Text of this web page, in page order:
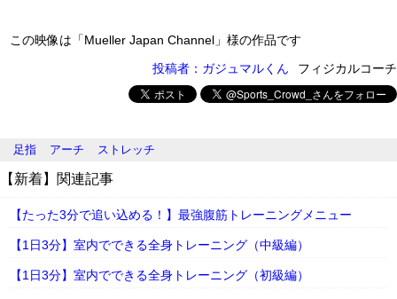
この映像は「Mueller Japan Channel」様の作品です
投稿者：ガジュマルくん
フィジカルコーチ
足指 アーチ ストレッチ
【新着】関連記事
【たった3分で追い込める！】最強腹筋トレーニングメニュー
【1日3分】室内でできる全身トレーニング（中級編）
【1日3分】室内でできる全身トレーニング（初級編）